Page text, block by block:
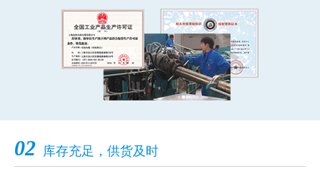
02 库存充足，供货及时